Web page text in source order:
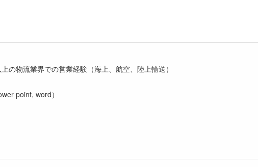
の物流業界での営業経験（海上、航空、陸上輸送）
point, word）